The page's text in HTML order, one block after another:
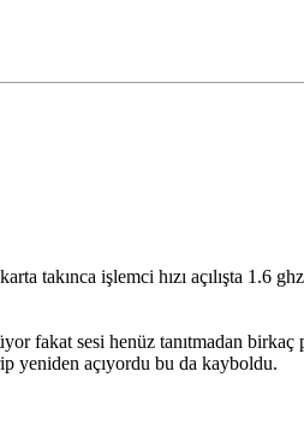
takınca işlemci hızı açılışta 1.6
sesi henüz tanıtmadan birkaç
yeniden açıyordu bu da kayboldu.